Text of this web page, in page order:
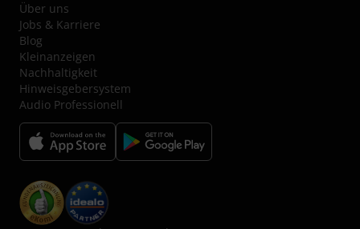
Über uns
Jobs & Karriere
Blog
Kleinanzeigen
Nachhaltigkeit
Hinweisgebersystem
Audio Professionell